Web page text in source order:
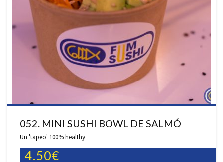
052. MINI SUSHI BOWL DE SALMÓ
Un 'tapeo' 100% healthy
4.50€